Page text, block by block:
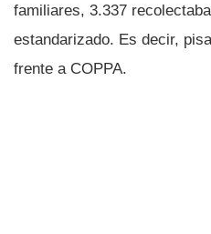
familiares, 3.337
estandarizado. Es decir,
frente a COPPA.